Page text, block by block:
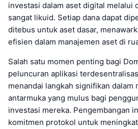
investasi dalam aset digital melalui
sangat likuid. Setiap dana dapat
ditebus untuk aset dasar,
efisien dalam manajemen aset di
Salah satu momen penting bagi
peluncuran aplikasi
menandai langkah signifikan dalam
antarmuka yang mulus bagi
investasi mereka. Pengembangan
komitmen protokol untuk